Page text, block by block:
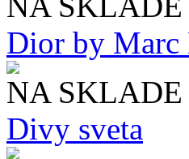
Dior by Marc
NA SKLADE
Divy sveta